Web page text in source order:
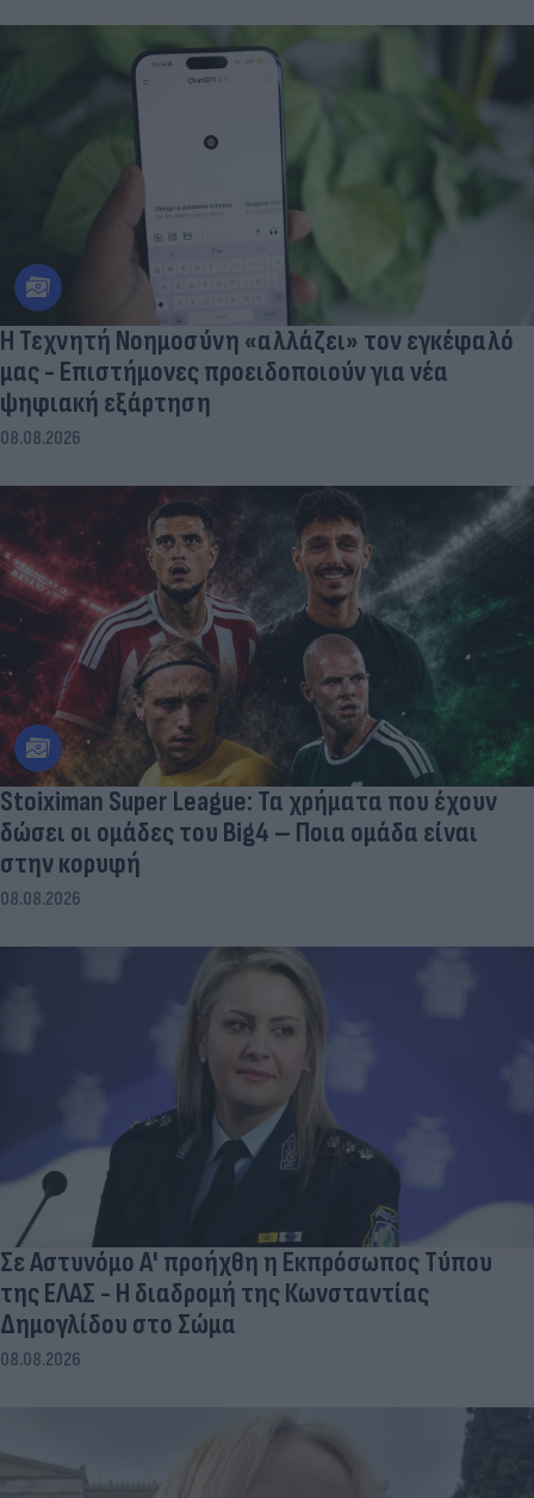
Η Τεχνητή Νοημοσύνη «αλλάζει» τον εγκέφαλό
μας - Eπιστήμονες προειδοποιούν για νέα
ψηφιακή εξάρτηση
08.08.2026
Stoiximan Super League: Τα χρήματα που έχουν
δώσει οι ομάδες του Big4 – Ποια ομάδα είναι
στην κορυφή
08.08.2026
Σε Αστυνόμο Α' προήχθη η Εκπρόσωπος Τύπου
της ΕΛΑΣ - Η διαδρομή της Κωνσταντίας
Δημογλίδου στο Σώμα
08.08.2026